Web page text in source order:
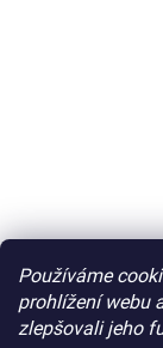
Používáme
prohlížení webu
zlepšovali jeho